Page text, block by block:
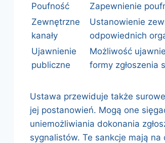
Poufność
Zapewnienie
Zewnętrzne
kanały
Ustanowienie
odpowiednich
Ujawnienie
publiczne
Możliwość
formy zgłoszenia
Ustawa przewiduje także
jej postanowień. Mogą one
uniemożliwiania dokonania
sygnalistów. Te sankcje mają